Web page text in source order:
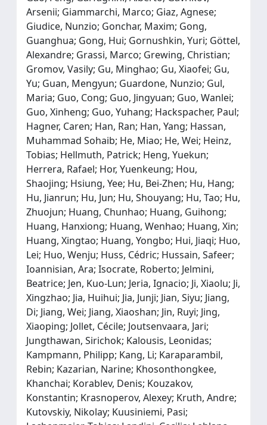
Arsenii; Giammarchi, Marco; Giaz, Agnese;
Giudice, Nunzio; Gonchar, Maxim; Gong,
Guanghua; Gong, Hui; Gornushkin, Yuri; Göttel,
Alexandre; Grassi, Marco; Grewing, Christian;
Gromov, Vasily; Gu, Minghao; Gu, Xiaofei; Gu,
Yu; Guan, Mengyun; Guardone, Nunzio; Gul,
Maria; Guo, Cong; Guo, Jingyuan; Guo, Wanlei;
Guo, Xinheng; Guo, Yuhang; Hackspacher, Paul;
Hagner, Caren; Han, Ran; Han, Yang; Hassan,
Muhammad Sohaib; He, Miao; He, Wei; Heinz,
Tobias; Hellmuth, Patrick; Heng, Yuekun;
Herrera, Rafael; Hor, Yuenkeung; Hou,
Shaojing; Hsiung, Yee; Hu, Bei-Zhen; Hu, Hang;
Hu, Jianrun; Hu, Jun; Hu, Shouyang; Hu, Tao; Hu,
Zhuojun; Huang, Chunhao; Huang, Guihong;
Huang, Hanxiong; Huang, Wenhao; Huang, Xin;
Huang, Xingtao; Huang, Yongbo; Hui, Jiaqi; Huo,
Lei; Huo, Wenju; Huss, Cédric; Hussain, Safeer;
Ioannisian, Ara; Isocrate, Roberto; Jelmini,
Beatrice; Jen, Kuo-Lun; Jeria, Ignacio; Ji, Xiaolu; Ji,
Xingzhao; Jia, Huihui; Jia, Junji; Jian, Siyu; Jiang,
Di; Jiang, Wei; Jiang, Xiaoshan; Jin, Ruyi; Jing,
Xiaoping; Jollet, Cécile; Joutsenvaara, Jari;
Jungthawan, Sirichok; Kalousis, Leonidas;
Kampmann, Philipp; Kang, Li; Karaparambil,
Rebin; Kazarian, Narine; Khosonthongkee,
Khanchai; Korablev, Denis; Kouzakov,
Konstantin; Krasnoperov, Alexey; Kruth, Andre;
Kutovskiy, Nikolay; Kuusiniemi, Pasi;